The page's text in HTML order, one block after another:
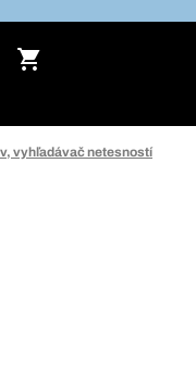
vyhľadávač netesností